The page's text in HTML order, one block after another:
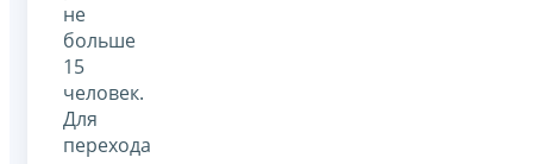
не
больше
15
человек.
Для
перехода